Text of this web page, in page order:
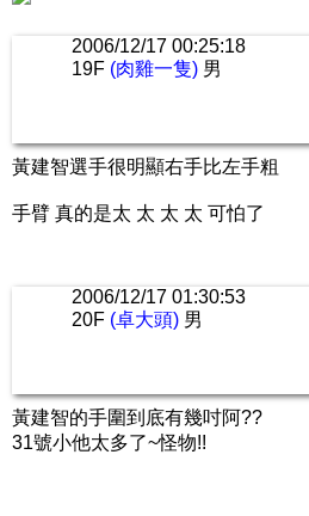
2006/12/17 00:25:18
19F (肉雞一隻) 男
黃建智選手很明顯右手比左手粗
手臂 真的是太 太 太 太 可怕了
2006/12/17 01:30:53
20F (卓大頭) 男
黃建智的手圍到底有幾吋阿??
31號小他太多了~怪物!!